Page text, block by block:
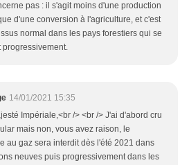
pas : il s'agit moins d'une production
d'une conversion à l'agriculture, et c'est
normal dans les pays forestiers qui se
progressivement.
14/01/2021 15:35
Impériale,<br /> <br /> J'ai d'abord cru
mais non, vous avez raison, le
au gaz sera interdit dès l'été 2021 dans
neuves puis progressivement dans les